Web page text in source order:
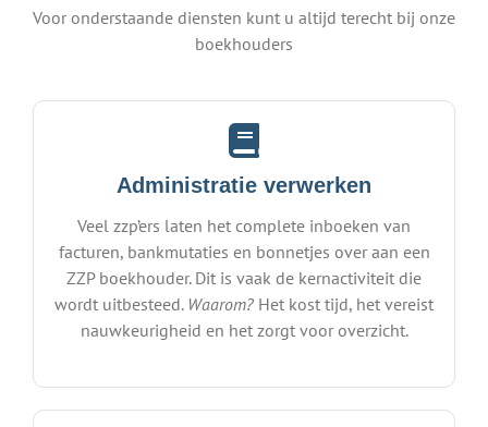
Voor onderstaande diensten kunt u altijd terecht bij onze
boekhouders
Administratie verwerken
Veel zzp’ers laten het complete inboeken van
facturen, bankmutaties en bonnetjes over aan een
ZZP boekhouder. Dit is vaak de kernactiviteit die
wordt uitbesteed. Waarom? Het kost tijd, het vereist
nauwkeurigheid en het zorgt voor overzicht.